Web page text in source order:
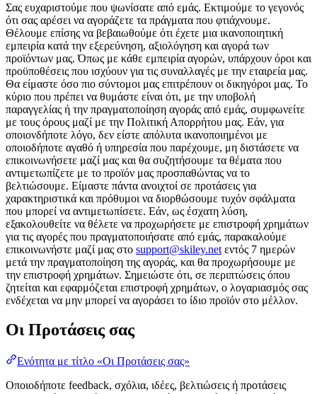
Σας ευχαριστούμε που ψωνίσατε από εμάς. Εκτιμούμε το γεγονός
ότι σας αρέσει να αγοράζετε τα πράγματα που φτιάχνουμε.
Θέλουμε επίσης να βεβαιωθούμε ότι έχετε μια ικανοποιητική
εμπειρία κατά την εξερεύνηση, αξιολόγηση και αγορά των
προϊόντων μας. Όπως με κάθε εμπειρία αγορών, υπάρχουν όροι και
προϋποθέσεις που ισχύουν για τις συναλλαγές με την εταιρεία μας.
Θα είμαστε όσο πιο σύντομοι μας επιτρέπουν οι δικηγόροι μας. Το
κύριο που πρέπει να θυμάστε είναι ότι, με την υποβολή
παραγγελίας ή την πραγματοποίηση αγοράς από εμάς, συμφωνείτε
με τους όρους μαζί με την Πολιτική Απορρήτου μας. Εάν, για
οποιονδήποτε λόγο, δεν είστε απόλυτα ικανοποιημένοι με
οποιοδήποτε αγαθό ή υπηρεσία που παρέχουμε, μη διστάσετε να
επικοινωνήσετε μαζί μας και θα συζητήσουμε τα θέματα που
αντιμετωπίζετε με το προϊόν μας προσπαθώντας να το
βελτιώσουμε. Είμαστε πάντα ανοιχτοί σε προτάσεις για
χαρακτηριστικά και πρόθυμοι να διορθώσουμε τυχόν σφάλματα
που μπορεί να αντιμετωπίσετε. Εάν, ως έσχατη λύση,
εξακολουθείτε να θέλετε να προχωρήσετε με επιστροφή χρημάτων
για τις αγορές που πραγματοποιήσατε από εμάς, παρακαλούμε
επικοινωνήστε μαζί μας στο support@skiley.net εντός 7 ημερών
μετά την πραγματοποίηση της αγοράς, και θα προχωρήσουμε με
την επιστροφή χρημάτων. Σημειώστε ότι, σε περιπτώσεις όπου
ζητείται και εφαρμόζεται επιστροφή χρημάτων, ο λογαριασμός σας
ενδέχεται να μην μπορεί να αγοράσει το ίδιο προϊόν στο μέλλον.
Οι Προτάσεις σας
Ενότητα με τίτλο «Οι Προτάσεις σας»
Οποιοδήποτε feedback, σχόλια, ιδέες, βελτιώσεις ή προτάσεις